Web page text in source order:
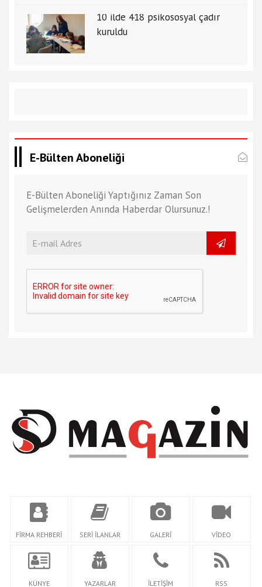
10 ilde 418 psikososyal çadır
kuruldu
E-Bülten Aboneliği
E-Bülten Aboneliği Yaptığınız Zaman Son
Gelişmelerden Anında Haberdar Olursunuz.!
FİRMA REHBERİ SERİ İLANLAR GALERİ VİDEO
KÜNYE YAZARLAR İLETİŞİM RSS